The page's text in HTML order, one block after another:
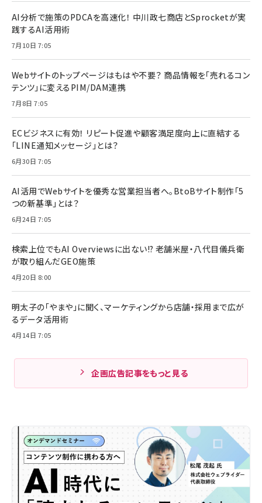
AI分析で施策のPDCAを高速化！ 中川政七商店とSprocketが実
践するAI活用術
7月10日 7:05
Webサイトのトップページはもはや不要？ 商品情報を「売れるコン
テンツ」に変えるPIM/DAM連携
7月8日 7:05
ECビジネスに有効！ リピート促進や顧客満足度向上に直結する
「LINE通知メッセージ」とは？
6月30日 7:05
AI活用でWebサイトを優秀な営業担当者へ。BtoBサイト制作「5
つの新基準」とは？
6月24日 7:05
検索上位でもAI Overviewsに出ない!? 老舗米屋・八代目儀兵衛
が取り組んだGEO施策
4月20日 8:00
明太子の「やまや」に聞く、マーケティングから店舗・採用まで広が
るデータ活用術
4月14日 7:05
企画広告記事をもっと見る